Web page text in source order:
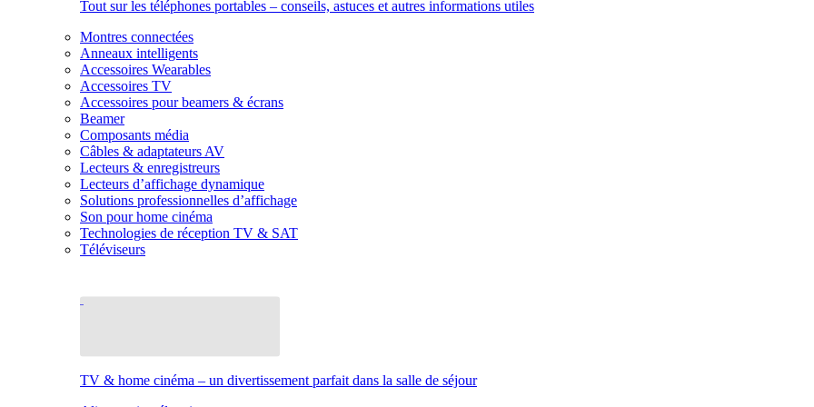
Tout sur les téléphones portables – conseils, astuces et autres informations utiles
Montres connectées
Anneaux intelligents
Accessoires Wearables
Accessoires TV
Accessoires pour beamers & écrans
Beamer
Composants média
Câbles & adaptateurs AV
Lecteurs & enregistreurs
Lecteurs d’affichage dynamique
Solutions professionnelles d’affichage
Son pour home cinéma
Technologies de réception TV & SAT
Téléviseurs
TV & home cinéma – un divertissement parfait dans la salle de séjour